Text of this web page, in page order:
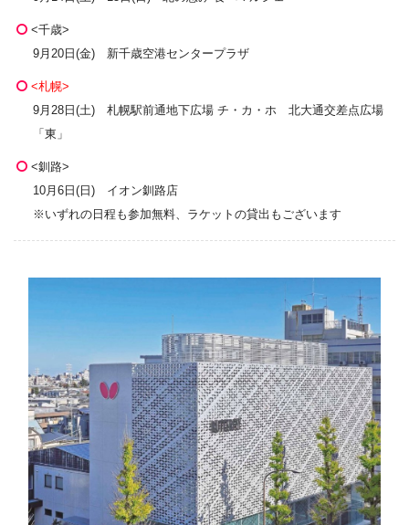
<千歳>
9月20日(金) 新千歳空港センタープラザ
<札幌>
9月28日(土) 札幌駅前通地下広場 チ・カ・ホ 北大通交差点広場
「東」
<釧路>
10月6日(日) イオン釧路店
※いずれの日程も参加無料、ラケットの貸出もございます